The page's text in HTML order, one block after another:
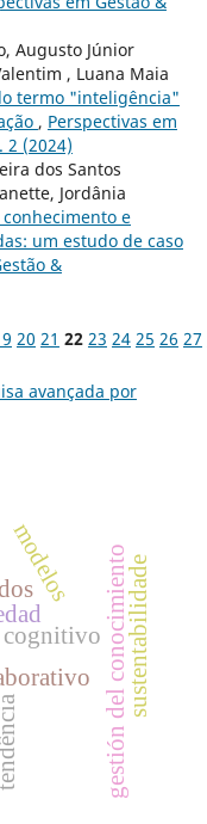
Augusto Júnior
, Luana Maia
termo "inteligência"
, Perspectivas em
2 (2024)
dos Santos
Jordânia
e
um estudo de caso
&
20 21 22 23 24 25 26 27
avançada por
cognitivo gestión del conocimientosustentabilidade
modelos